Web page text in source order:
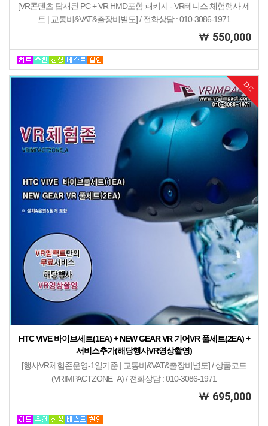
[VR콘텐츠 탑재된 PC + VR HMD포함 패키지 - VR테니스 체험행사 세
트 | 교통비&VAT&출장비별도] / 전화상담 : 010-3086-1971
550,000
DC
HTC VIVE 바이브세트(1EA) + NEW GEAR VR 기어VR 풀세트(2EA) +
서비스추가(해당행사VR영상촬영)
[행사VR체험존운영-1일기준 | 교통비&VAT&출장비별도] / 상품코드
(VRIMPACTZONE_A) / 전화상담 : 010-3086-1971
695,000